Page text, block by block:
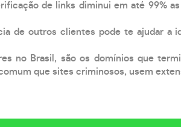
de links diminui em até 99%
de outros clientes pode te ajudar a
no Brasil, são os domínios que
que sites criminosos, usem